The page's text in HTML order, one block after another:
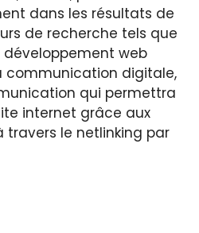
dans les résultats de
de recherche tels que
développement web
communication digitale,
qui permettra
internet grâce aux
travers le netlinking par